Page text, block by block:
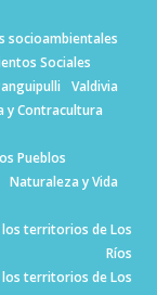
socioambientales
Sociales
Valdivia
y Contracultura
Pueblos
Naturaleza y Vida
los territorios de Los
Ríos
los territorios de Los